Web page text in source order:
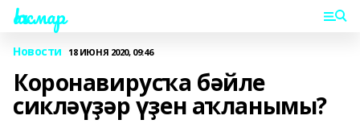
Һаҡмар
Новости 18 ИЮНЯ 2020, 09:46
Коронавирусҡа бәйле
сикләүҙәр үҙен аҡланымы?